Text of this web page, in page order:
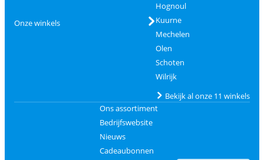
Onze winkels
Hognoul
Kuurne
Mechelen
Olen
Schoten
Wilrijk
Bekijk al onze 11 winkels
Ons assortiment
Bedrijfswebsite
Nieuws
Cadeaubonnen